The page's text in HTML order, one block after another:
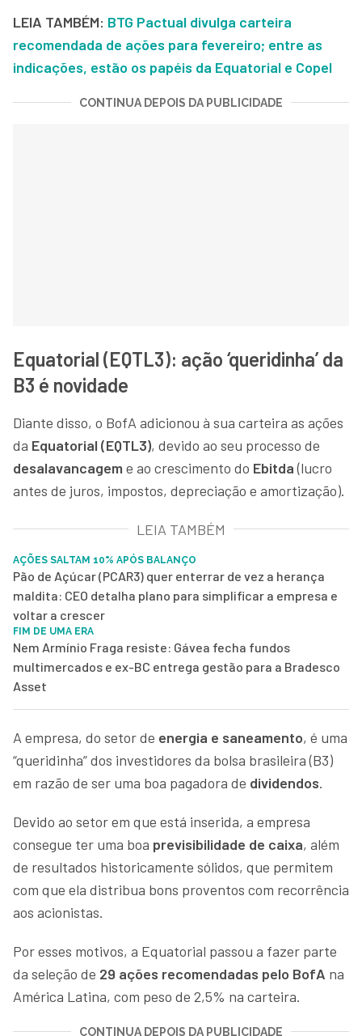
LEIA TAMBÉM: BTG Pactual divulga carteira
recomendada de ações para fevereiro; entre as
indicações, estão os papéis da Equatorial e Copel
CONTINUA DEPOIS DA PUBLICIDADE
Equatorial (EQTL3): ação ‘queridinha’ da
B3 é novidade
Diante disso, o BofA adicionou à sua carteira as ações
da Equatorial (EQTL3), devido ao seu processo de
desalavancagem e ao crescimento do Ebitda(lucro
antes de juros, impostos, depreciação e amortização).
LEIA TAMBÉM
AÇÕES SALTAM 10% APÓS BALANÇO
Pão de Açúcar (PCAR3) quer enterrar de vez a herança
maldita: CEO detalha plano para simplificar a empresa e
voltar a crescer
FIM DE UMA ERA
Nem Armínio Fraga resiste: Gávea fecha fundos
multimercados e ex-BC entrega gestão para a Bradesco
Asset
A empresa, do setor de energia e saneamento, é uma
“queridinha” dos investidores da bolsa brasileira (B3)
em razão de ser uma boa pagadora de dividendos.
Devido ao setor em que está inserida, a empresa
consegue ter uma boa previsibilidade de caixa, além
de resultados historicamente sólidos, que permitem
com que ela distribua bons proventos com recorrência
aos acionistas.
Por esses motivos, a Equatorial passou a fazer parte
da seleção de 29 ações recomendadas pelo BofA na
América Latina, com peso de 2,5% na carteira.
CONTINUA DEPOIS DA PUBLICIDADE